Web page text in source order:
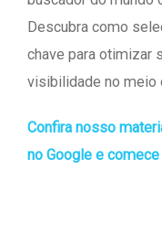
Descubra como
chave para otimizar
visibilidade no meio
Confira nosso
no Google e